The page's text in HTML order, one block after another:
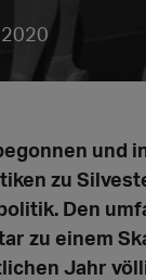
und
zu
Den
zu einem
Jahr